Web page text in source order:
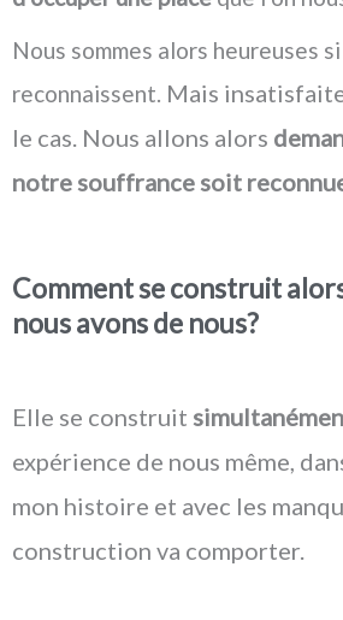
Nous sommes alors heureuses
reconnaissent. Mais
le cas. Nous allons alors
notre souffrance soit
Comment se construit
nous avons de nous?
Elle se construit
expérience de nous même,
mon histoire et avec les
construction va comporter.